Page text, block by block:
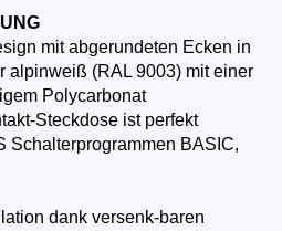
mit abgerundeten Ecken in
alpinweiß (RAL 9003) mit einer
Polycarbonat
Steckdose ist perfekt
Schalterprogrammen BASIC,
dank versenk-baren